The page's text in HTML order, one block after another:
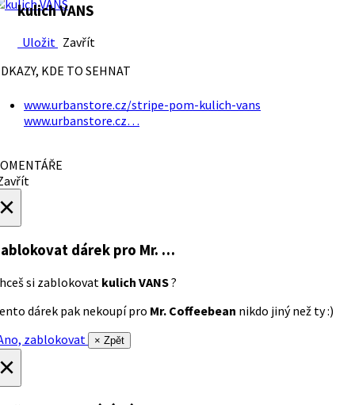
kulich VANS
Uložit Zavřít
KDE TO SEHNAT
www.urbanstore.cz/stripe-pom-kulich-vans
www.urbanstore.cz…
dárek pro Mr. …
si zablokovat kulich VANS?
dárek pak nekoupí pro Mr. Coffeebean nikdo jiný než ty :)
zablokovat
× Zpět